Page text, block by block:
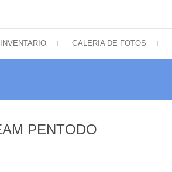
INVENTARIO GALERIA DE FOTOS
PENTODO